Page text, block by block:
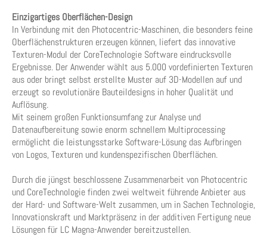
Einzigartiges Oberflächen-Design
In Verbindung mit den Photocentric-Maschinen, die besonders feine
Oberflächenstrukturen erzeugen können, liefert das innovative
Texturen-Modul der CoreTechnologie Software eindrucksvolle
Ergebnisse. Der Anwender wählt aus 5.000 vordefinierten Texturen
aus oder bringt selbst erstellte Muster auf 3D-Modellen auf und
erzeugt so revolutionäre Bauteildesigns in hoher Qualität und
Auflösung.
Mit seinem großen Funktionsumfang zur Analyse und
Datenaufbereitung sowie enorm schnellem Multiprocessing
ermöglicht die leistungsstarke Software-Lösung das Aufbringen
von Logos, Texturen und kundenspezifischen Oberflächen.
Durch die jüngst beschlossene Zusammenarbeit von Photocentric
und CoreTechnologie finden zwei weltweit führende Anbieter aus
der Hard- und Software-Welt zusammen, um in Sachen Technologie,
Innovationskraft und Marktpräsenz in der additiven Fertigung neue
Lösungen für LC Magna-Anwender bereitzustellen.